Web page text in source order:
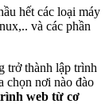
hết các loại máy
và các phần
trở thành lập trình
chọn nơi nào đào
web từ cơ